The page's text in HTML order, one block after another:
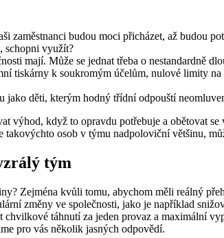
zaměstnanci budou moci přicházet, až budou
schopni využít?
mají. Může se jednat třeba o nestandardně
tiskárny k soukromým účelům, nulové limity
jako děti, kterým hodný třídní odpouští
výhod, když to opravdu potřebuje a obětovat
takovýchto osob v týmu nadpoloviční většinu,
tým
Zejména kvůli tomu, abychom měli reálný
změny ve společnosti, jako je například
chvilkové táhnutí za jeden provaz a maximální
pro vás několik jasných odpovědí.